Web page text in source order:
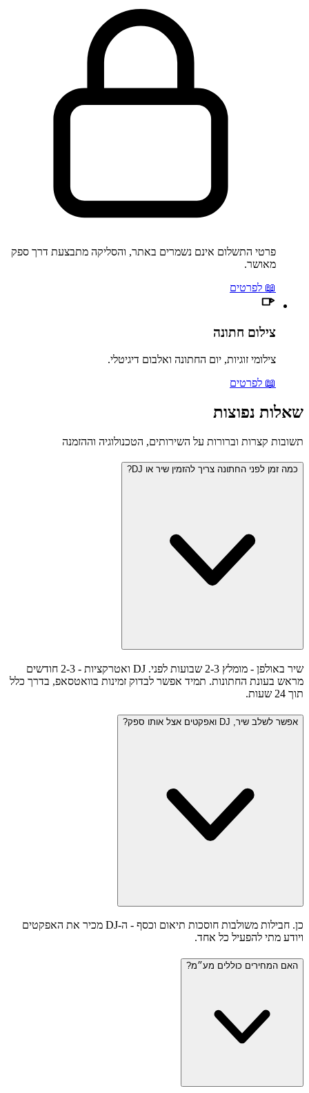
פרטי התשלום אינם נשמרים באתר, והסליקה מתבצעת דרך ספק
מאושר.
📖 לפרטים
צילום חתונה
צילומי זוגיות, יום החתונה ואלבום דיגיטלי.
📖 לפרטים
שאלות נפוצות
תשובות קצרות וברורות על השירותים, הטכנולוגיה וההזמנה
כמה זמן לפני החתונה צריך להזמין שיר או DJ?
שיר באולפן - מומלץ 2-3 שבועות לפני. DJ ואטרקציות - 2-3 חודשים
מראש בעונת החתונות. תמיד אפשר לבדוק זמינות בוואטסאפ, בדרך כלל
תוך 24 שעות.
אפשר לשלב שיר, DJ ואפקטים אצל אותו ספק?
כן. חבילות משולבות חוסכות תיאום וכסף - ה-DJ מכיר את האפקטים
ויודע מתי להפעיל כל אחד.
האם המחירים כוללים מע״מ?